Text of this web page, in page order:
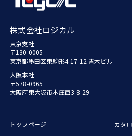
株式会社ロジカル
東京支社
〒130-0005
東京都墨田区東駒形4-17-12 青木ビル
大阪本社
〒578-0965
大阪府東大阪市本庄西3-8-29
トップページ カタ